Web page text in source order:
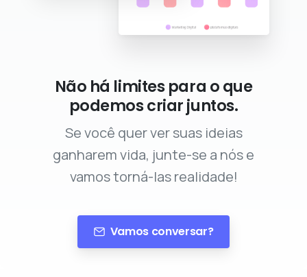
Não há limites para o que
podemos criar juntos.
Se você quer ver suas ideias
ganharem vida, junte-se a nós e
vamos torná-las realidade!
Vamos conversar?